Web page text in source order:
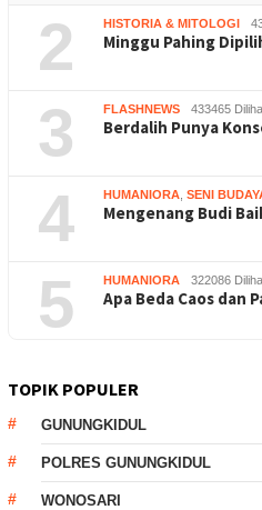
2 HISTORIA & MITOLOGI
Minggu Pahing
3 FLASHNEWS 433465
Berdalih Punya
4 HUMANIORA SENI
Mengenang Budi
5 HUMANIORA 322086
Apa Beda Caos dan
TOPIK POPULER
GUNUNGKIDUL
POLRES GUNUNGKIDUL
WONOSARI